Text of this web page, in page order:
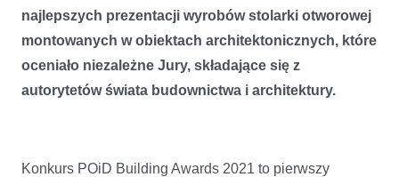
najlepszych prezentacji wyrobów stolarki otworowej
montowanych w obiektach architektonicznych, które
oceniało niezależne Jury, składające się z
autorytetów świata budownictwa i architektury.
Konkurs POiD Building Awards 2021 to pierwszy